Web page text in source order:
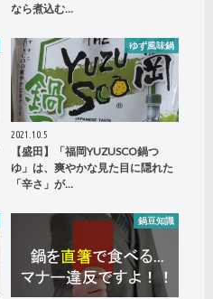
なら煮込む…
ゆず風味鍋
2021.10.5
【盛田】「福岡YUZUSCO鍋つ
ゆ」は、爽やかな見た目に隠れた
「辛さ」が…
鍋豆知識